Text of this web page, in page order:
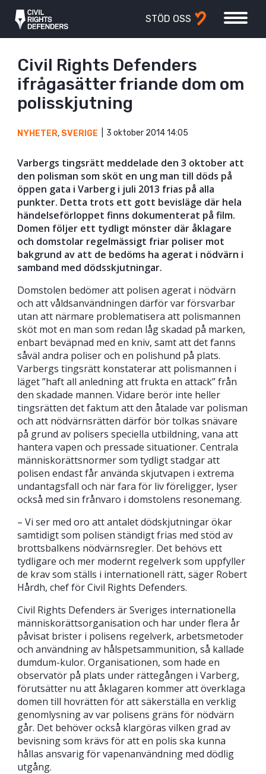
STÖD OSS
Civil Rights Defenders
ifrågasätter friande dom om
polisskjutning
NYHETER, SVERIGE 3 oktober 2014 14:05
Varbergs tingsrätt meddelade den 3 oktober att
den polisman som sköt en ung man till döds på
öppen gata i Varberg i juli 2013 frias på alla
punkter. Detta trots ett gott bevisläge där hela
händelseförloppet finns dokumenterat på film.
Domen följer ett tydligt mönster där åklagare
och domstolar regelmässigt friar poliser mot
bakgrund av att de bedöms ha agerat i nödvärn i
samband med dödsskjutningar.
Domstolen bedömer att polisen agerat i nödvärn
och att våldsanvändningen därför var försvarbar
utan att närmare problematisera att polismannen
sköt mot en man som redan låg skadad på marken,
enbart beväpnad med en kniv, samt att det fanns
såväl andra poliser och en polishund på plats.
Varbergs tingsrätt konstaterar att polismannen i
läget ”haft all anledning att frukta en attack” från
den skadade mannen. Vidare berör inte heller
tingsrätten det faktum att den åtalade var polisman
och att nödvärnsrätten därför bör tolkas snävare
på grund av polisers speciella utbildning, vana att
hantera vapen och pressade situationer. Centrala
människorättsnormer som tydligt stadgar att
polisen endast får använda skjutvapen i extrema
undantagsfall och när fara för liv föreligger, lyser
också med sin frånvaro i domstolens resonemang.
– Vi ser med oro att antalet dödskjutningar ökar
samtidigt som polisen ständigt frias med stöd av
brottsbalkens nödvärnsregler. Det behövs ett
tydligare och mer modernt regelverk som uppfyller
de krav som ställs i internationell rätt, säger Robert
Hårdh, chef för Civil Rights Defenders.
Civil Rights Defenders är Sveriges internationella
människorättsorganisation och har under flera år
påvisat brister i polisens regelverk, arbetsmetoder
och användning av hålspetsammunition, så kallade
dumdum-kulor. Organisationen, som hade en
observatör på plats under rättegången i Varberg,
förutsätter nu att åklagaren kommer att överklaga
domen till hovrätten för att säkerställa en verklig
genomlysning av var polisens gräns för nödvärn
går. Det behöver också klargöras vilken grad av
bevisning som krävs för att en polis ska kunna
hållas ansvarig för vapenanvändning med dödlig
utgång.